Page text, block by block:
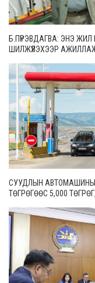
Б.ПҮРЭВДАГВА: ЭНЭ
ШИЛЖҮҮЛЭХЭЭР
СУУДЛЫН АВТОМАШИНЫ
ТӨГРӨГӨӨС 5,000